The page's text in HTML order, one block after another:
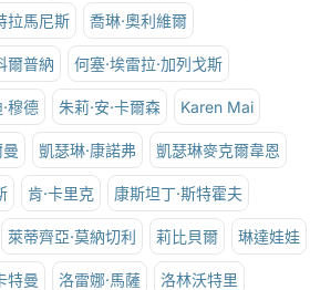
拉馬尼斯 喬琳·奧利維爾
爾普納 何塞·埃雷拉·加列戈斯
穆德 朱莉·安·卡爾森 Karen Mai
曼 凱瑟琳·康諾弗 凱瑟琳麥克爾韋恩
肯·卡里克 康斯坦丁·斯特霍夫
萊蒂齊亞·莫納切利 莉比貝爾 琳達娃娃
特曼 洛雷娜·馬薩 洛林沃特里